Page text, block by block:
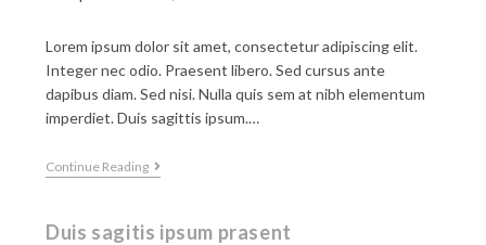
Lorem ipsum dolor sit amet, consectetur adipiscing elit.
Integer nec odio. Praesent libero. Sed cursus ante
dapibus diam. Sed nisi. Nulla quis sem at nibh elementum
imperdiet. Duis sagittis ipsum.…
Continue Reading
Duis sagitis ipsum prasent